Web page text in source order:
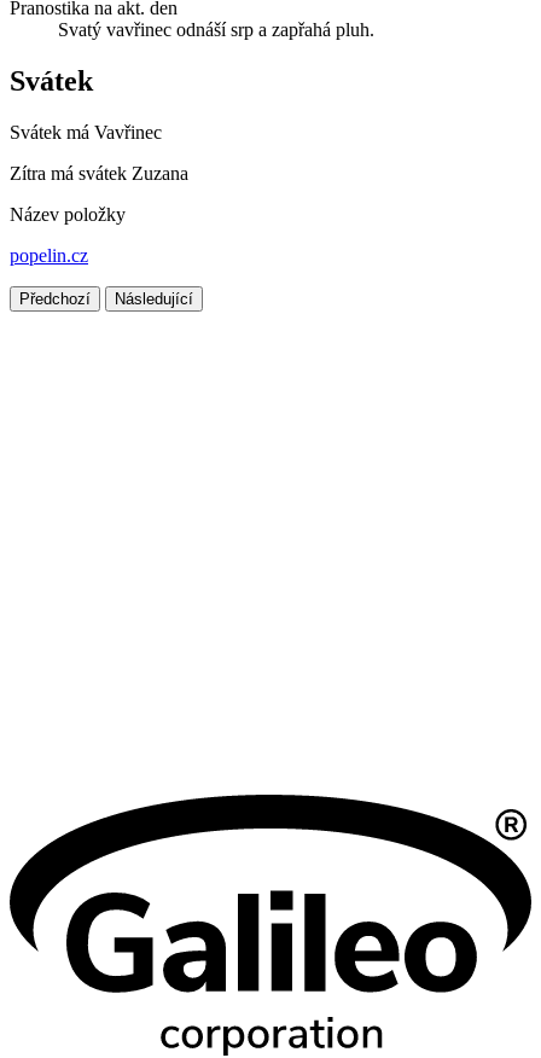
Pranostika na akt. den
Svatý vavřinec odnáší srp a zapřahá pluh.
Svátek
Svátek má Vavřinec
Zítra má svátek Zuzana
Název položky
popelin.cz
Předchozí Následující